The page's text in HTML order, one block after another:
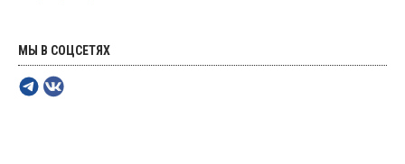
МЫ В СОЦСЕТЯХ